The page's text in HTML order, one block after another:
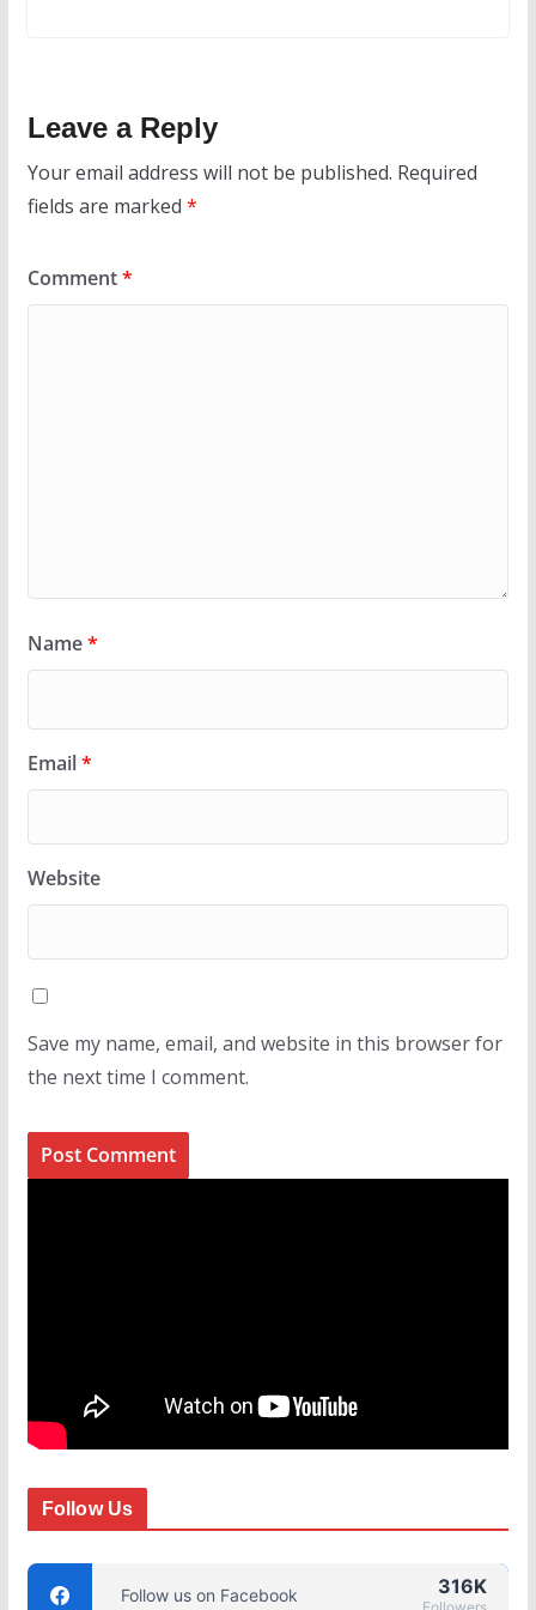
Leave a Reply
Your email address will not be published. Required
fields are marked *
Comment*
Name*
Email*
Website
Save my name, email, and website in this browser for
the next time I comment.
Follow Us
Follow us on Facebook 316K